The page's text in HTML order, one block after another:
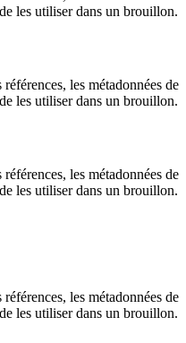
les utiliser dans un brouillon.
les métadonnées de
les utiliser dans un brouillon.
les métadonnées de
les utiliser dans un brouillon.
les métadonnées de
les utiliser dans un brouillon.